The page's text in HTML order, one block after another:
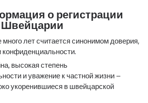
о регистрации
лет считается синонимом доверия,
конфиденциальности.
высокая степень
и уважение к частной жизни –
укоренившиеся в швейцарской